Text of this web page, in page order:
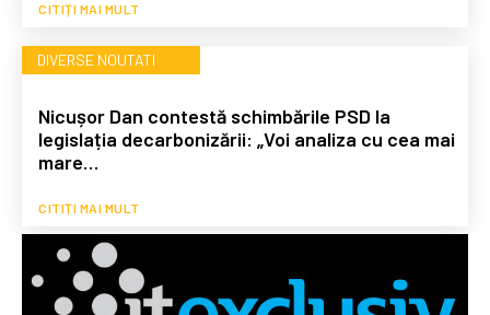
CITIȚI MAI MULT
DIVERSE NOUTATI
Nicușor Dan contestă schimbările PSD la
legislația decarbonizării: „Voi analiza cu cea mai
mare…
CITIȚI MAI MULT